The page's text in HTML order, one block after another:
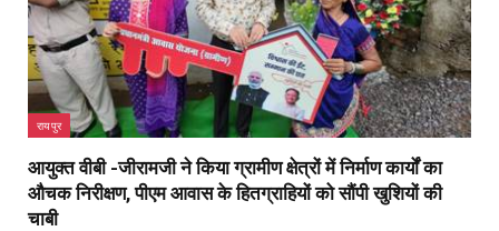
रायपुर
आयुक्त वीबी -जीरामजी ने किया ग्रामीण क्षेत्रों में निर्माण कार्यों का
औचक निरीक्षण, पीएम आवास के हितग्राहियों को सौंपी खुशियों की
चाबी